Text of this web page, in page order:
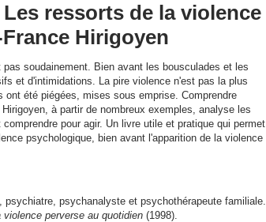
ressorts de la violence
Hirigoyen
soudainement. Bien avant les bousculades et les
et d'intimidations. La pire violence n'est pas la plus
été piégées, mises sous emprise. Comprendre
à partir de nombreux exemples, analyse les
pour agir. Un livre utile et pratique qui permet
psychologique, bien avant l'apparition de la violence
psychiatre, psychanalyste et psychothérapeute familiale.
perverse au quotidien (1998).